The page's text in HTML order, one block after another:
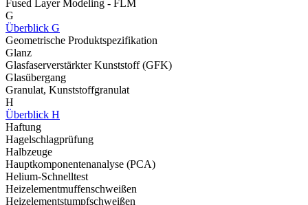
Fused Layer Modeling - FLM
G
Überblick G
Geometrische Produktspezifikation
Glanz
Glasfaserverstärkter Kunststoff (GFK)
Glasübergang
Granulat, Kunststoffgranulat
H
Überblick H
Haftung
Hagelschlagprüfung
Halbzeuge
Hauptkomponentenanalyse (PCA)
Helium-Schnelltest
Heizelementmuffenschweißen
Heizelementstumpfschweißen